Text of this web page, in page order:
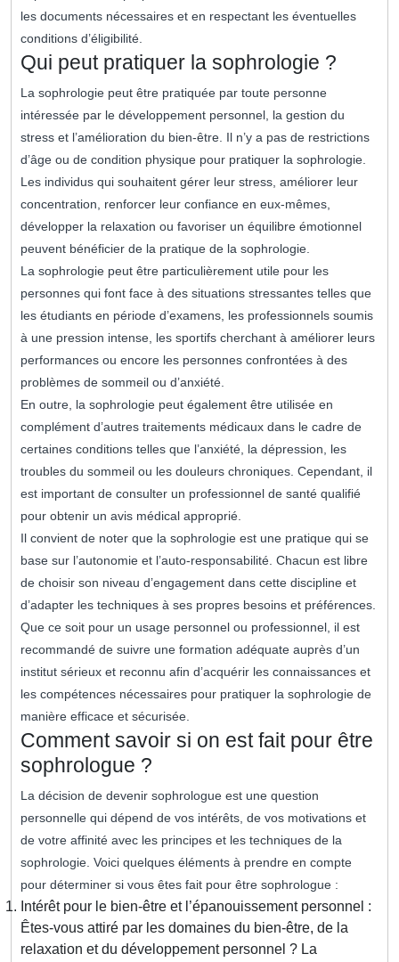
les documents nécessaires et en respectant les éventuelles
conditions d’éligibilité.
Qui peut pratiquer la sophrologie ?
La sophrologie peut être pratiquée par toute personne
intéressée par le développement personnel, la gestion du
stress et l’amélioration du bien-être. Il n’y a pas de restrictions
d’âge ou de condition physique pour pratiquer la sophrologie.
Les individus qui souhaitent gérer leur stress, améliorer leur
concentration, renforcer leur confiance en eux-mêmes,
développer la relaxation ou favoriser un équilibre émotionnel
peuvent bénéficier de la pratique de la sophrologie.
La sophrologie peut être particulièrement utile pour les
personnes qui font face à des situations stressantes telles que
les étudiants en période d’examens, les professionnels soumis
à une pression intense, les sportifs cherchant à améliorer leurs
performances ou encore les personnes confrontées à des
problèmes de sommeil ou d’anxiété.
En outre, la sophrologie peut également être utilisée en
complément d’autres traitements médicaux dans le cadre de
certaines conditions telles que l’anxiété, la dépression, les
troubles du sommeil ou les douleurs chroniques. Cependant, il
est important de consulter un professionnel de santé qualifié
pour obtenir un avis médical approprié.
Il convient de noter que la sophrologie est une pratique qui se
base sur l’autonomie et l’auto-responsabilité. Chacun est libre
de choisir son niveau d’engagement dans cette discipline et
d’adapter les techniques à ses propres besoins et préférences.
Que ce soit pour un usage personnel ou professionnel, il est
recommandé de suivre une formation adéquate auprès d’un
institut sérieux et reconnu afin d’acquérir les connaissances et
les compétences nécessaires pour pratiquer la sophrologie de
manière efficace et sécurisée.
Comment savoir si on est fait pour être
sophrologue ?
La décision de devenir sophrologue est une question
personnelle qui dépend de vos intérêts, de vos motivations et
de votre affinité avec les principes et les techniques de la
sophrologie. Voici quelques éléments à prendre en compte
pour déterminer si vous êtes fait pour être sophrologue :
Intérêt pour le bien-être et l’épanouissement personnel :
Êtes-vous attiré par les domaines du bien-être, de la
relaxation et du développement personnel ? La